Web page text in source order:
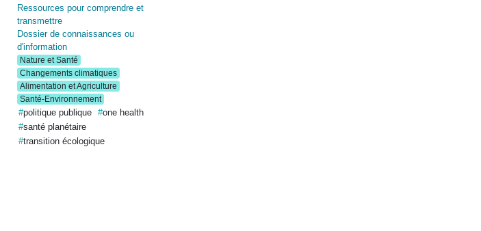
Ressources pour comprendre et
transmettre
Dossier de connaissances ou
d'information
Nature et Santé
Changements climatiques
Alimentation et Agriculture
Santé-Environnement
politique publique
one health
santé planétaire
transition écologique